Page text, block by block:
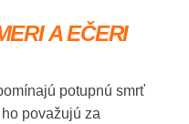
A EČERI
potupnú smrť
považujú za